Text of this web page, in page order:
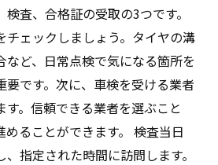
査、合格証の受取の3つです。
チェックしましょう。タイヤの溝
など、日常点検で気になる箇所を
要です。次に、車検を受ける業者
。信頼できる業者を選ぶこと
ることができます。 検査当日
指定された時間に訪問します。